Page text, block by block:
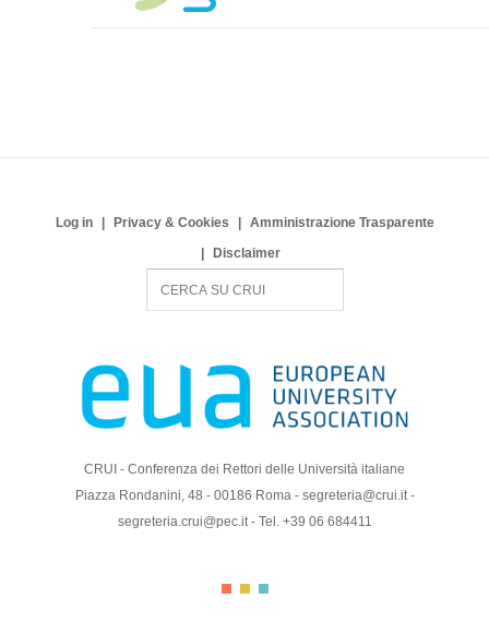
Log in Privacy & Cookies
Amministrazione Trasparente
Disclaimer
c
CRUI - Conferenza dei Rettori delle Università italiane
Piazza Rondanini, 48 - 00186 Roma - segreteria@crui.it -
segreteria.crui@pec.it - Tel. +39 06 684411